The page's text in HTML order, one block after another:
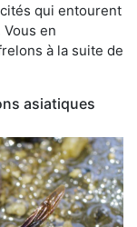
qui entourent
en
à la suite de
asiatiques